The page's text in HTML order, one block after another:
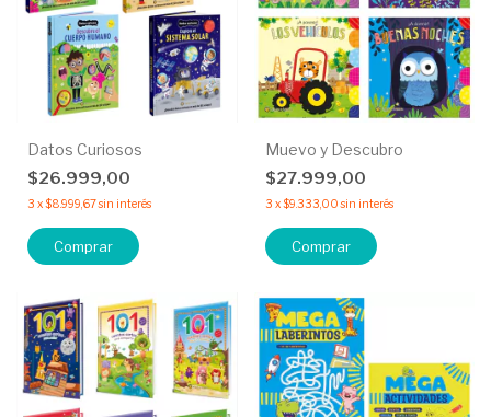
Datos Curiosos
$26.999,00
3 x$8.999,67sin interés
Comprar
Muevo y Descubro
$27.999,00
3 x$9.333,00 sin interés
Comprar